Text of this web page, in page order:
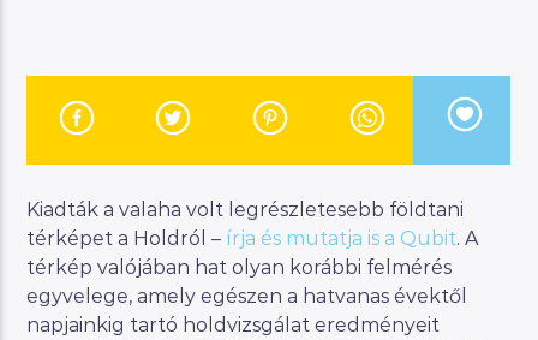
Manna FM
Kiadták a valaha volt legrészletesebb földtani
térképet a Holdról – írja és mutatja is a Qubit. A
térkép valójában hat olyan korábbi felmérés
egyvelege, amely egészen a hatvanas évektől
napjainkig tartó holdvizsgálat eredményeit